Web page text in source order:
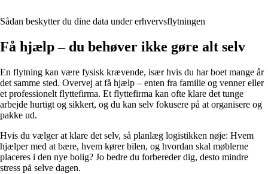
Sådan beskytter du dine data under erhvervsflytningen
Få hjælp – du behøver ikke gøre alt selv
En flytning kan være fysisk krævende, især hvis du har boet mange år
det samme sted. Overvej at få hjælp – enten fra familie og venner eller
et professionelt flyttefirma. Et flyttefirma kan ofte klare det tunge
arbejde hurtigt og sikkert, og du kan selv fokusere på at organisere og
pakke ud.
Hvis du vælger at klare det selv, så planlæg logistikken nøje: Hvem
hjælper med at bære, hvem kører bilen, og hvordan skal møblerne
placeres i den nye bolig? Jo bedre du forbereder dig, desto mindre
stress på selve dagen.